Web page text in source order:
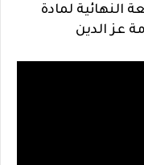
النهائية لمادة
عز الدين